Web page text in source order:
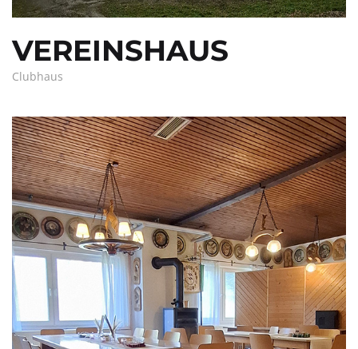
VEREINSHAUS
Clubhaus